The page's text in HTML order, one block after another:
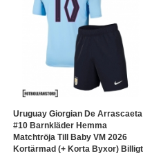
Uruguay Giorgian De Arrascaeta
#10 Barnkläder Hemma
Matchtröja Till Baby VM 2026
Kortärmad (+ Korta Byxor) Billigt